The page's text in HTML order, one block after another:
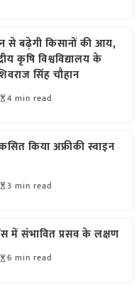
से बढ़ेगी किसानों की आय,
कृषि विश्वविद्यालय के
सिंह चौहान
4 min read
किया अफ्रीकी स्वाइन
3 min read
में संभावित प्रसव के लक्षण
6 min read